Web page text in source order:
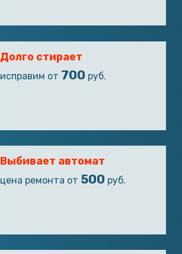
Долго стирает
исправим от 700 руб.
Выбивает автомат
цена ремонта от 500 руб.